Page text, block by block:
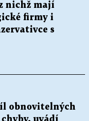
nichž mají
firmy i
s
obnovitelných
uvádí